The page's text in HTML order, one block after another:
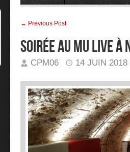
← Previous Post
Soirée au Mu Live
CPM06 14 JUIN 2018